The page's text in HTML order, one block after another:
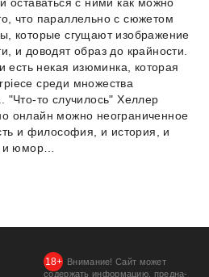
что параллельно с сюжетом
которые сгущают изображение
и доводят образ до крайности.
есть некая изюминка, которая
среди множества
"Что-то случилось" Хеллер
онлайн можно неограниченное
и философия, и история, и
и юмор…
Внимание! Сайт может
содержать информацию, предна­